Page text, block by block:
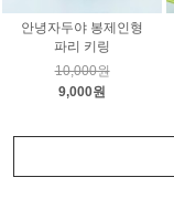
안녕자두야 봉제인형
파리 키링
10,000원
9,000원